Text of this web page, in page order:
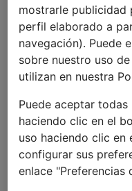
siguiente,
centro, volvió
uno: "buenos
dormido bien?
tal tus padres?
de salud?" En
a intuir que
que las cosas,
funcionan de
En las
mostrarle publicidad
perfil elaborado a
navegación). Puede
sobre nuestro uso
utilizan en nuestra
Puede aceptar
haciendo clic en el
uso haciendo clic en
configurar sus
enlace "Preferencias